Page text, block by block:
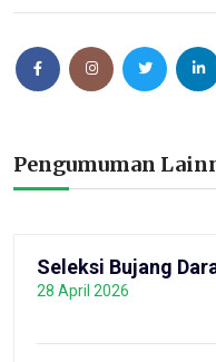
Pengumuman
Seleksi Bujang
28 April 2026